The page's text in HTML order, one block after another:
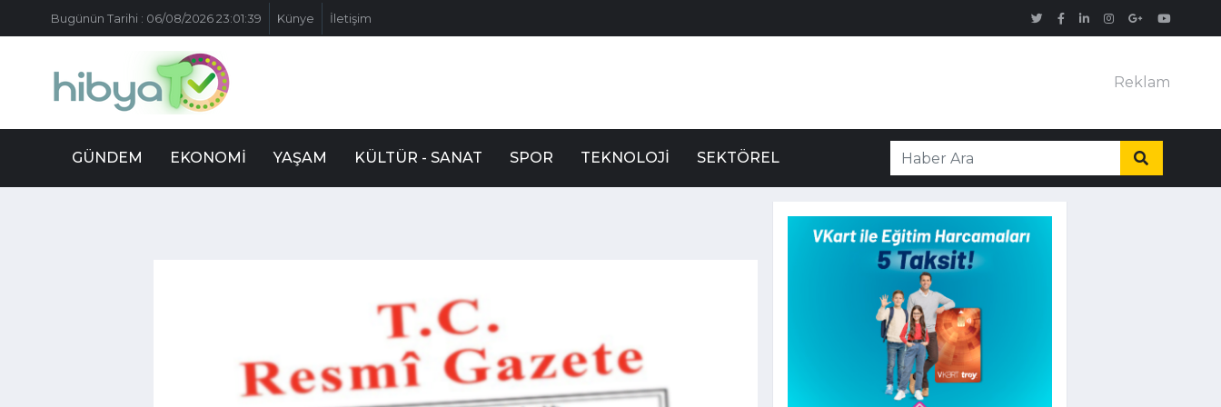
Bugünün Tarihi : 06/08/2026 23:01:39 Künye İletişim
Reklam
GÜNDEM EKONOMI YAŞAM KÜLTÜR - SANAT SPOR TEKNOLOJI SEKTÖREL